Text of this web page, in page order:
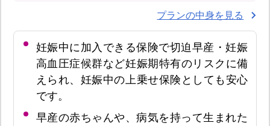
プランの中身を見る
妊娠中に加入できる保険で切迫早産・妊娠
高血圧症候群など妊娠期特有のリスクに備
えられ、妊娠中の上乗せ保険としても安心
です。
早産の赤ちゃんや、病気を持って生まれた